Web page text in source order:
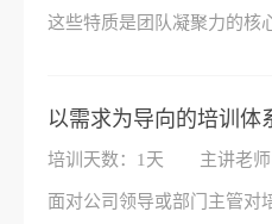
这些特质是团队凝聚力的核
以需求为导向的培训体
培训天数：1天 主讲老
面对公司领导或部门主管对